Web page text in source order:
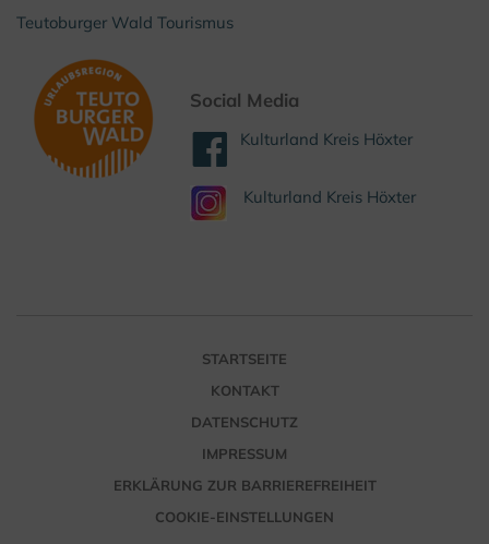
Teutoburger Wald Tourismus
Social Media
Kulturland Kreis Höxter
Kulturland Kreis Höxter
STARTSEITE
KONTAKT
DATENSCHUTZ
IMPRESSUM
ERKLÄRUNG ZUR BARRIEREFREIHEIT
COOKIE-EINSTELLUNGEN